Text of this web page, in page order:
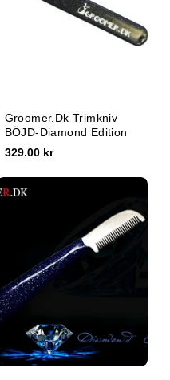
Groomer.dk Trimkniv
BÖJD-Diamond Edition
329.00 kr